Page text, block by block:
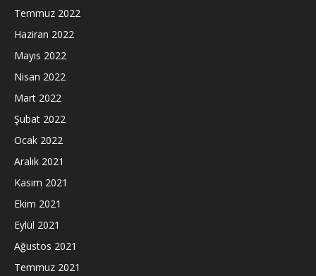
Temmuz 2022
Haziran 2022
Mayıs 2022
Nisan 2022
Mart 2022
Şubat 2022
Ocak 2022
Aralık 2021
Kasım 2021
Ekim 2021
Eylül 2021
Ağustos 2021
Temmuz 2021